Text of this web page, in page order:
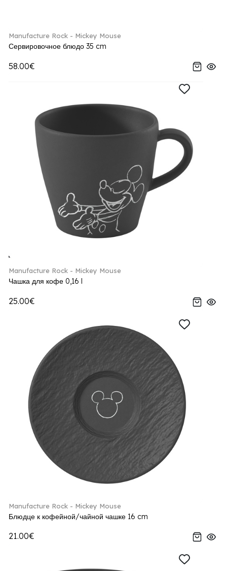
Manufacture Rock - Mickey Mouse
Сервировочное блюдо 35 cm
58.00€
Manufacture Rock - Mickey Mouse
Чашка для кофе 0,16 l
25.00€
Manufacture Rock - Mickey Mouse
Блюдце к кофейной/чайной чашке 16 cm
21.00€